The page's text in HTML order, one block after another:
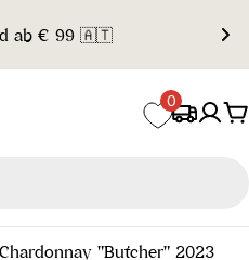
ab € 99 🇦🇹
0
Chardonnay "Butcher" 2023